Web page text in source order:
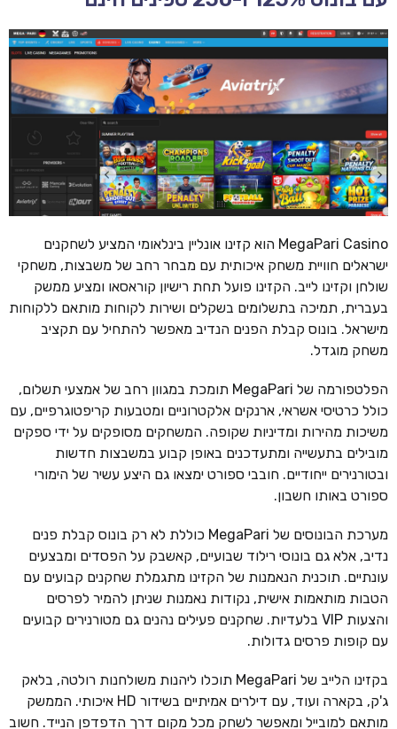
MegaPari Casino הוא קזינו אונליין בינלאומי המציע לשחקנים
ישראלים חוויית משחק איכותית עם מבחר רחב של משבצות, משחקי
שולחן וקזינו לייב. הקזינו פועל תחת רישיון קוראסאו ומציע ממשק
בעברית, תמיכה בתשלומים בשקלים ושירות לקוחות מותאם ללקוחות
מישראל. בונוס קבלת הפנים הנדיב מאפשר להתחיל עם תקציב
משחק מוגדל.
הפלטפורמה של MegaPari תומכת במגוון רחב של אמצעי תשלום,
כולל כרטיסי אשראי, ארנקים אלקטרוניים ומטבעות קריפטוגרפיים, עם
משיכות מהירות ומדיניות שקופה. המשחקים מסופקים על ידי ספקים
מובילים בתעשייה ומתעדכנים באופן קבוע במשבצות חדשות
ובטורנירים ייחודיים. חובבי ספורט ימצאו גם היצע עשיר של הימורי
ספורט באותו חשבון.
מערכת הבונוסים של MegaPari כוללת לא רק בונוס קבלת פנים
נדיב, אלא גם בונוסי רילוד שבועיים, קאשבק על הפסדים ומבצעים
עונתיים. תוכנית הנאמנות של הקזינו מתגמלת שחקנים קבועים עם
הטבות מותאמות אישית, נקודות נאמנות שניתן להמיר לפרסים
והצעות VIP בלעדיות. שחקנים פעילים נהנים גם מטורנירים קבועים
עם קופות פרסים גדולות.
בקזינו הלייב של MegaPari תוכלו ליהנות משולחנות רולטה, בלאק
ג'ק, בקארה ועוד, עם דילרים אמיתיים בשידור HD איכותי. הממשק
מותאם למובייל ומאפשר לשחק מכל מקום דרך הדפדפן הנייד. חשוב